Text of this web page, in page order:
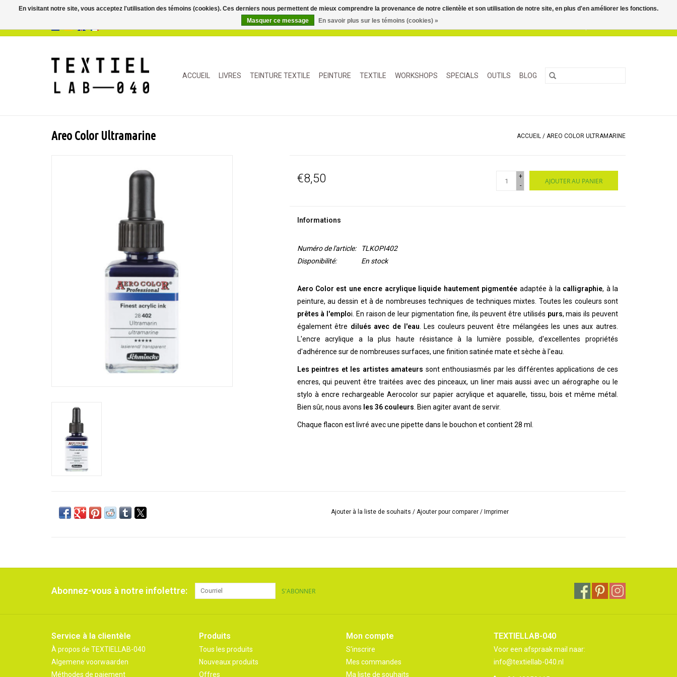
ACCUEIL LIVRES TEINTURE TEXTILE PEINTURE TEXTILE WORKSHOPS SPECIALS OUTILS BLOG
Areo Color Ultramarine ACCUEIL / AREO COLOR ULTRAMARINE
€8,50
+
-
AJOUTER AU PANIER
Informations
Numéro de l'article:
TLKOPI402
Disponibilité:
En stock
Aero Color est une encre acrylique liquide hautement pigmentée adaptée à la calligraphie, à la
peinture, au dessin et à de nombreuses techniques de techniques mixtes. Toutes les couleurs sont
prêtes à l'emploi. En raison de leur pigmentation fine, ils peuvent être utilisés purs, mais ils peuvent
également être dilués avec de l'eau . Les couleurs peuvent être mélangées les unes aux autres.
L'encre acrylique a la plus haute résistance à la lumière possible, d'excellentes propriétés
d'adhérence sur de nombreuses surfaces, une finition satinée mate et sèche à l'eau.
Les peintres et les artistes amateurs sont enthousiasmés par les différentes applications de ces
encres, qui peuvent être traitées avec des pinceaux, un liner mais aussi avec un aérographe ou le
stylo à encre rechargeable Aerocolor sur papier acrylique et aquarelle, tissu, bois et même métal.
Bien sûr, nous avons les 36 couleurs . Bien agiter avant de servir.
Chaque flacon est livré avec une pipette dans le bouchon et contient 28 ml.
Ajouter à la liste de souhaits / Ajouter pour comparer /Imprimer
Abonnez-vous à notre infolettre: S'ABONNER
Service à la clientèle
À propos de TEXTIELLAB-040
Algemene voorwaarden
Méthodes de paiement
Produits
Tous les produits
Nouveaux produits
Offres
Mon compte
S'inscrire
Mes commandes
Ma liste de souhaits
TEXTIELLAB-040
Voor een afspraak mail naar:
info@textiellab-040.nl
En visitant notre site, vous acceptez l'utilisation des témoins (cookies). Ces derniers nous permettent de mieux comprendre la provenance de notre clientèle et son utilisation de notre site, en plus d'en améliorer les fonctions.
Masquer ce message
En savoir plus sur les témoins (cookies) »